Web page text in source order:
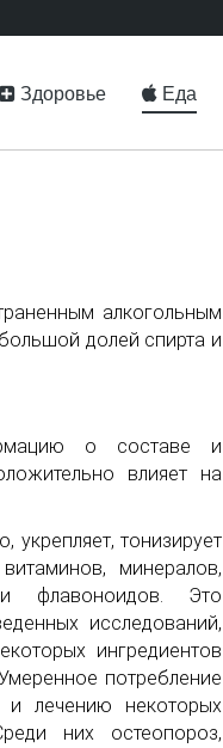
Здоровье Еда
алкогольным
долей спирта и
о составе и
влияет на
укрепляет, тонизирует
минералов,
флавоноидов. Это
исследований,
ингредиентов
потребление
и лечению некоторых
них остеопороз,